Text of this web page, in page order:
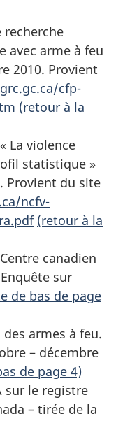
recherche
avec arme à feu
2010. Provient
cfp-
(retour à la
La violence
statistique »
Provient du site
ncfv-
(retour à la
canadien
sur
de bas de page
armes à feu.
– décembre
de page 4)
sur le registre
– tirée de la